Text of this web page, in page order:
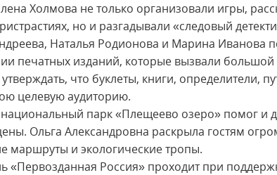
Холмова не только организовали игры,
но и разгадывали «следовый
Наталья Родионова и Марина Иванова
печатных изданий, которые вызвали большой
что буклеты, книги, определители,
целевую аудиторию.
парк «Плещеево озеро» помог и
Ольга Александровна раскрыла гостям
маршруты и экологические тропы.
«Первозданная Россия» проходит при